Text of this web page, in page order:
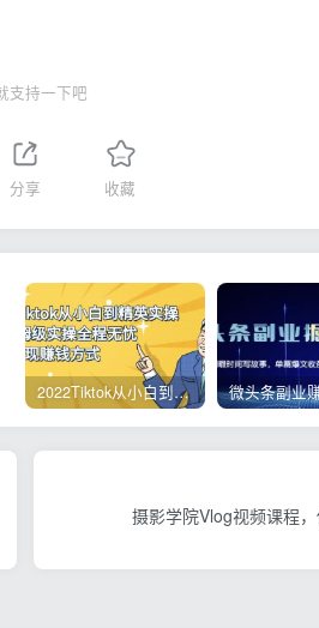
支持一下吧
分享 收藏
2022Tiktok从小白到精英实操，0-1保姆级实操全程无忧，多种变现赚钱方式
摄影学院Vlog视频课程